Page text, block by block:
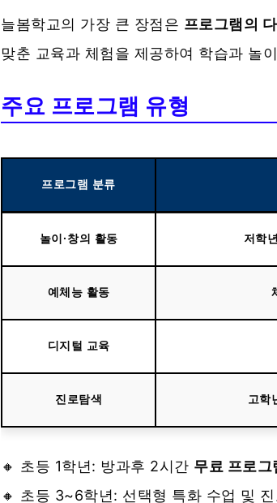
늘봄학교의 가장 큰 장점은 프로그램의
맞춘 교육과 체험을 제공하여 학습과 놀
주요 프로그램 유형
프로그램 분류
놀이·창의 활동 저학
예체능 활동
디지털 교육
진로탐색 고학
🔸 초등 1학년: 방과후 2시간 무료 프로그
🔸 초등 3~6학년: 선택형 특화 수업 및